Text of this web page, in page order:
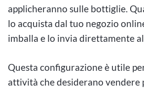
applicheranno sulle bottiglie.
lo acquista dal tuo negozio
imballa e lo invia direttamente
Questa configurazione è utile
attività che desiderano vendere